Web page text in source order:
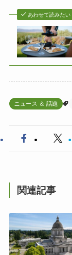
あわせて読みたい
ニュース ＆ 話題
関連記事